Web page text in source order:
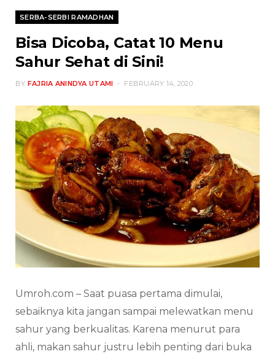
SERBA-SERBI RAMADHAN
Bisa Dicoba, Catat 10 Menu
Sahur Sehat di Sini!
BY FAJRIA ANINDYA UTAMI FEBRUARY 14, 2020
Umroh.com – Saat puasa pertama dimulai,
sebaiknya kita jangan sampai melewatkan menu
sahur yang berkualitas. Karena menurut para
ahli, makan sahur justru lebih penting dari buka